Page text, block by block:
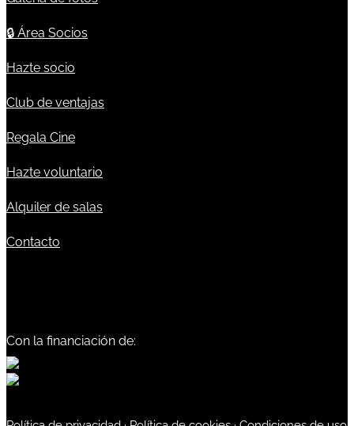
🔒 Área Socios
Hazte socio
Club de ventajas
Regala Cine
Hazte voluntario
Alquiler de salas
Contacto
Con la financiación de: